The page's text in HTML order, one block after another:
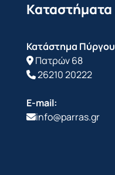
Καταστήματα
Κατάστημα Πύργου
Πατρών 68
26210 20222
E-mail:
info@parras.gr